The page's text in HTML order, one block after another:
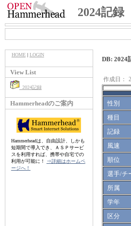
2024記録
HOME| LOGIN
View List
2024記録
Hammerheadのご案内
Hammerheadは、自由設計、しかも
短期間で導入でき、ＡＳＰサービ
スを利用すれば、携帯や自宅での
利用が可能に！
⇒詳細はホームペ
ージへ！
DB: 2024
作成日：
性別
種目
記録
風速
順位
選手/チ
所属
学年
区分